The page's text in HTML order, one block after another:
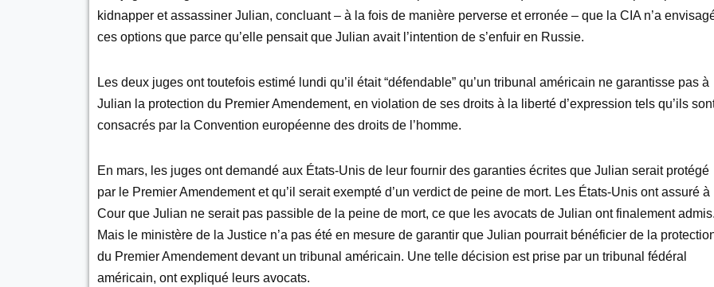
kidnapper et assassiner Julian, concluant – à la fois de manière perverse et erronée – que la CIA n’a
ces options que parce qu’elle pensait que Julian avait l’intention de s’enfuir en Russie.
Les deux juges ont toutefois estimé lundi qu’il était “défendable” qu’un tribunal américain ne garantisse pas à
Julian la protection du Premier Amendement, en violation de ses droits à la liberté d’expression tels qu’ils
consacrés par la Convention européenne des droits de l’homme.
En mars, les juges ont demandé aux États-Unis de leur fournir des garanties écrites que Julian serait protégé
par le Premier Amendement et qu’il serait exempté d’un verdict de peine de mort. Les États-Unis ont assuré à
Cour que Julian ne serait pas passible de la peine de mort, ce que les avocats de Julian ont finalement
Mais le ministère de la Justice n’a pas été en mesure de garantir que Julian pourrait bénéficier de la
du Premier Amendement devant un tribunal américain. Une telle décision est prise par un tribunal fédéral
américain, ont expliqué leurs avocats.